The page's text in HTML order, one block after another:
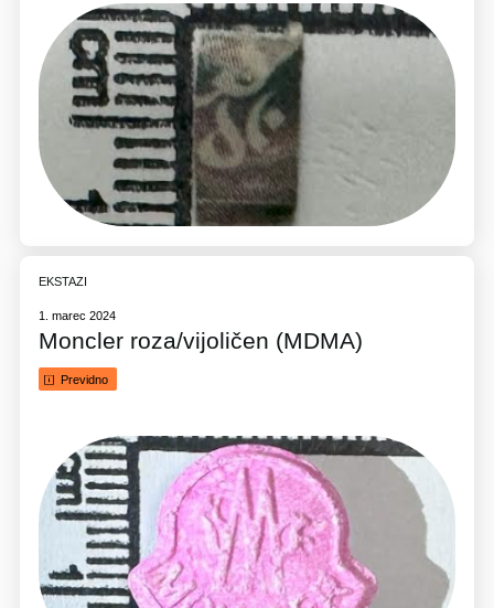
EKSTAZI
1. marec 2024
Moncler roza/vijoličen (MDMA)
Previdno